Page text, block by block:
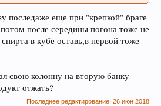
датами, просьба не
четкую инструкцию, т.к.
личный опыт, и зачастую
осознав
делают все по
это просто, как
о чужом
последаже еще при "крепкой" браге
после середины погона тоже не
в кубе оставь,в первой тоже
свою колонну на вторую банку
отжать?
Последнее редактирование: 26 июн 2018